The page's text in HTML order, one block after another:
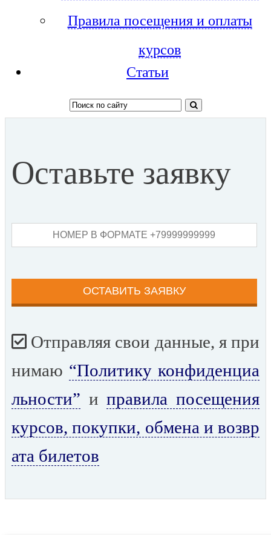
Правила посещения и оплаты
курсов
Статьи
Оставьте заявку
Отправляя свои данные, я при
нимаю “Политику конфиденциа
льности” иправила посещения
курсов, покупки, обмена и возвр
ата билетов